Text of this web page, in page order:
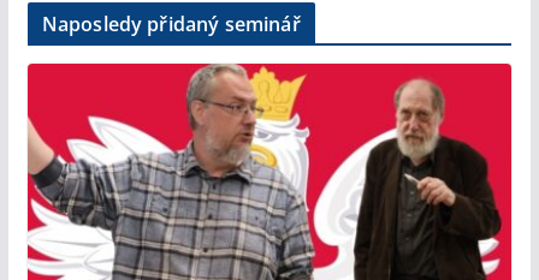
Naposledy přidaný seminář